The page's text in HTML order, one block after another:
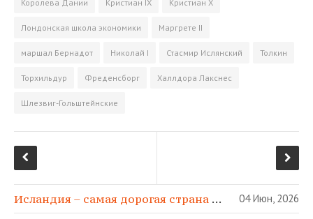
Королева Дании Кристиан IX Кристиан X
Лондонская школа экономики Маргрете II
маршал Бернадот Николай I Стасмир Ислянский Толкин
Торхильдур Фреденсборг Халлдора Лакснес
Шлезвиг-Гольштейнские
Исландия – самая дорогая страна в МИРЕ! 04 Июн, 2026